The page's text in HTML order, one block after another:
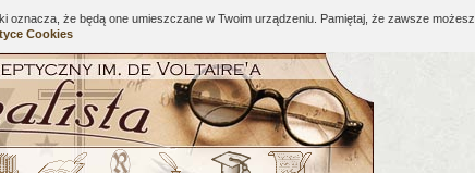
że będą one umieszczane w Twoim urządzeniu. Pamiętaj, że zawsze możesz
Cookies